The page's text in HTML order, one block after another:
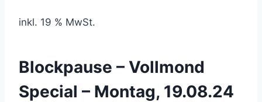
inkl. 19 % MwSt.
Blockpause – Vollmond
Special – Montag, 19.08.24